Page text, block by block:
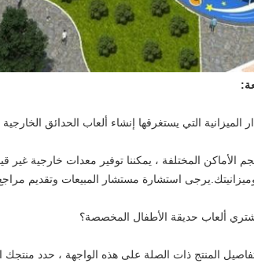
الميزانية التي يستغرقها إنشاء ألعاب الحدائق
استشارة مستشار المبيعات وتقديم
ألعاب حديقة الأطفال المخصصة؟
المنتج ذات الصلة على هذه الواجهة ، حدد منتجك